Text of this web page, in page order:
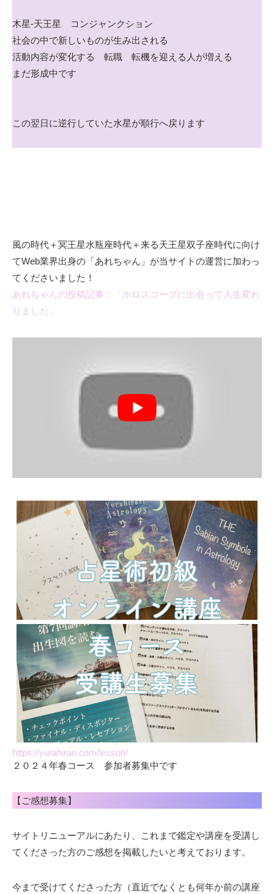
木星-天王星 コンジャンクション
社会の中で新しいものが生み出される
活動内容が変化する 転職 転機を迎える人が増える
まだ形成中です
この翌日に逆行していた水星が順行へ戻ります
風の時代＋冥王星水瓶座時代＋来る天王星双子座時代に向け
てWeb業界出身の「あれちゃん」が当サイトの運営に加わっ
てくださいました！
あれちゃんの投稿記事：「ホロスコープに出会って人生変わ
りました」
https://yurahirari.com/lesson/
２０２４年春コース 参加者募集中です
【ご感想募集】
サイトリニューアルにあたり、これまで鑑定や講座を受講し
てくださった方のご感想を掲載したいと考えております。
今まで受けてくださった方（直近でなくとも何年か前の講座